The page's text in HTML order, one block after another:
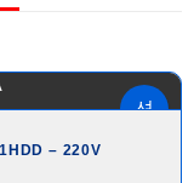
– 220V